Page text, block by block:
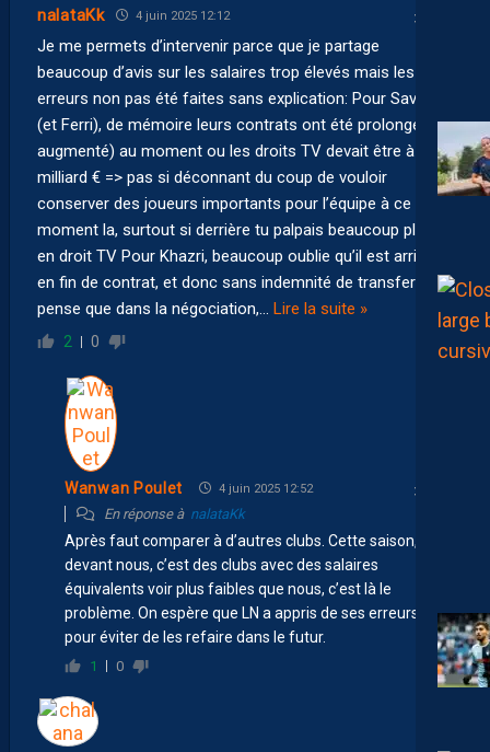
nalataKk 4 juin 2025 12:12
Je me permets d’intervenir parce que je partage
beaucoup d’avis sur les salaires trop élevés mais les
erreurs non pas été faites sans explication: Pour Savanier
(et Ferri), de mémoire leurs contrats ont été prolongé (et
augmenté) au moment ou les droits TV devait être à 1
milliard € => pas si déconnant du coup de vouloir
conserver des joueurs importants pour l’équipe à ce
moment la, surtout si derrière tu palpais beaucoup plus
en droit TV Pour Khazri, beaucoup oublie qu’il est arrivé
en fin de contrat, et donc sans indemnité de transfert. Je
pense que dans la négociation,
Lire la suite »
2 0
Wanwan Poulet 4 juin 2025 12:52
En réponse à nalataKk
Après faut comparer à d’autres clubs. Cette saison,
devant nous, c’est des clubs avec des salaires
équivalents voir plus faibles que nous, c’est là le
problème. On espère que LN a appris de ses erreurs
pour éviter de les refaire dans le futur.
1 0